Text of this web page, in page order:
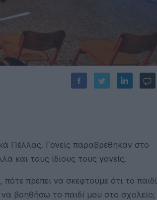
Πέλλας. Γονείς παραβρέθηκαν στο
και τους ίδιους τους γονείς.
πρέπει να σκεφτούμε ότι το παιδί
βοηθήσω το παιδί μου στο σχολείο;